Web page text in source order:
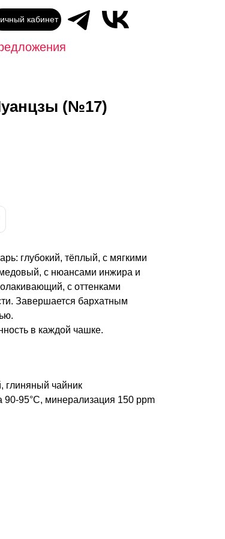
кабинет
(№17)
глубокий, тёплый, с мягкими
с нюансами инжира и
с оттенками
Завершается бархатным
в каждой чашке.
глиняный чайник
95°C, минерализация 150 ppm